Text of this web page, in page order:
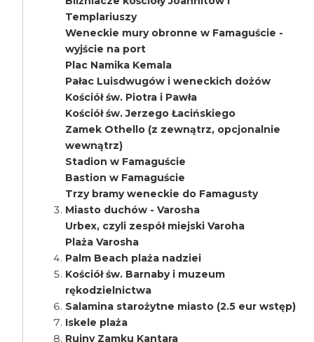
Templariuszy
Weneckie mury obronne w Famaguście -
wyjście na port
Plac Namika Kemala
Pałac Luisdwugów i weneckich dożów
Kościół św. Piotra i Pawła
Kościół św. Jerzego Łacińskiego
Zamek Othello (z zewnątrz, opcjonalnie
wewnątrz)
Stadion w Famaguście
Bastion w Famaguście
Trzy bramy weneckie do Famagusty
Miasto duchów - Varosha
Urbex, czyli zespół miejski Varoha
Plaża Varosha
Palm Beach plaża nadziei
Kościół św. Barnaby i muzeum
rękodzielnictwa
Salamina starożytne miasto (2.5 eur wstęp)
Iskele plaża
Ruiny Zamku Kantara